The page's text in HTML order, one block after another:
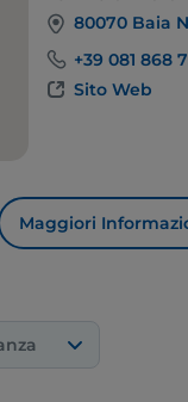
sui
esplorano altri
usi termali. È una
di scendere in
80070 Baia
+39 081 868
Sito Web
Maggiori